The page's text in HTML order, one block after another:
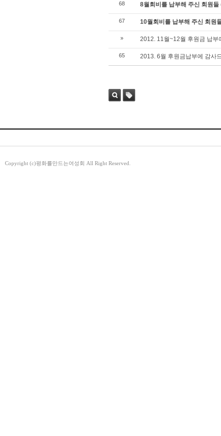
68 8월회비를 납부해 주신 회원들
67 10월회비를 납부해 주신 회원
» 2012. 11월~12월 후원금 납부
65 2013. 6월 후원금납부에 감사
Copyright (c)평화를만드는여성회 All Right Reserved.